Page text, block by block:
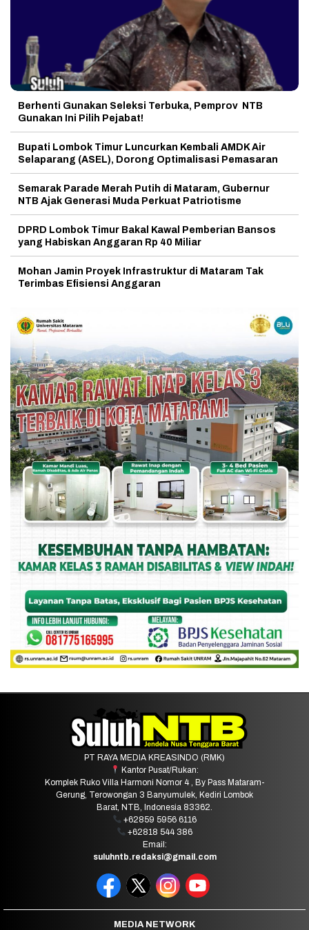
Berhenti Gunakan Seleksi Terbuka, Pemprov NTB
Gunakan Ini Pilih Pejabat!
Bupati Lombok Timur Luncurkan Kembali AMDK Air
Selaparang (ASEL), Dorong Optimalisasi Pemasaran
Semarak Parade Merah Putih di Mataram, Gubernur
NTB Ajak Generasi Muda Perkuat Patriotisme
DPRD Lombok Timur Bakal Kawal Pemberian Bansos
yang Habiskan Anggaran Rp 40 Miliar
Mohan Jamin Proyek Infrastruktur di Mataram Tak
Terimbas Efisiensi Anggaran
PT RAYA MEDIA KREASINDO (RMK)
Kantor Pusat/Rukan:
Komplek Ruko Villa Harmoni Nomor 4 , By Pass Mataram-
Gerung, Terowongan 3 Banyumulek, Kediri Lombok
Barat, NTB, Indonesia 83362.
+62859 5956 6116
+62818 544 386
Email:
suluhntb.redaksi@gmail.com
MEDIA NETWORK